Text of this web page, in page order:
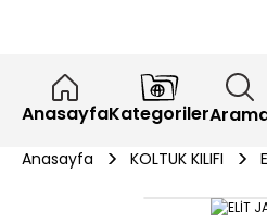
AnasayfaKategoriler
Anasayfa KOLTUK KILIFI